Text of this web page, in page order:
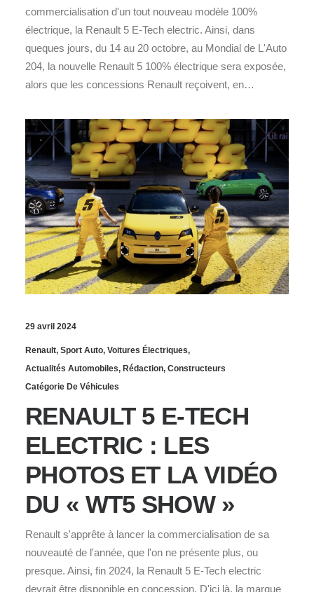
commercialisation d'un tout nouveau modèle 100%
électrique, la Renault 5 E-Tech electric. Ainsi, dans
queques jours, du 14 au 20 octobre, au Mondial de L'Auto
204, la nouvelle Renault 5 100% électrique sera exposée,
alors que les concessions Renault reçoivent, en…
29 avril 2024
Renault, Sport Auto, Voitures Électriques,
Actualités Automobiles, Rédaction, Constructeurs
Catégorie De Véhicules
RENAULT 5 E-TECH
ELECTRIC : LES
PHOTOS ET LA VIDÉO
DU « WT5 SHOW »
Renault s'apprête à lancer la commercialisation de sa
nouveauté de l'année, que l'on ne présente plus, ou
presque. Ainsi, fin 2024, la Renault 5 E-Tech electric
devrait être disponible en concession. D'ici là, la marque